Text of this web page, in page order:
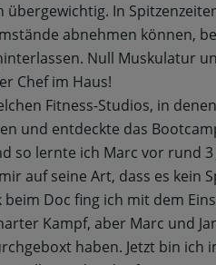
übergewichtig. In
abnehmen können,
Null Muskulatur
Chef im Haus!
Fitness-Studios, in
und entdeckte das
so lernte ich Marc vor rund
auf seine Art, dass es kein
Doc fing ich mit dem
Kampf, aber Marc und
haben. Jetzt bin ich